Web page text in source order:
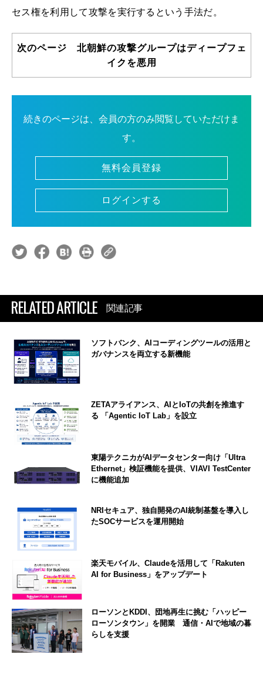
セス権を利用して攻撃を実行するという手法だ。
次のページ 北朝鮮の攻撃グループはディープフェ
イクを悪用
続きのページは、会員の方のみ閲覧していただけま
す。
無料会員登録
ログインする
RELATED ARTICLE 関連記事
ソフトバンク、AIコーディングツールの活用と
ガバナンスを両立する新機能
ZETAアライアンス、AIとIoTの共創を推進す
る 「Agentic IoT Lab」を設立
東陽テクニカがAIデータセンター向け「Ultra
Ethernet」検証機能を提供、VIAVI TestCenter
に機能追加
NRIセキュア、独自開発のAI統制基盤を導入し
たSOCサービスを運用開始
楽天モバイル、Claudeを活用して「Rakuten
AI for Business」をアップデート
ローソンとKDDI、団地再生に挑む「ハッピー
ローソンタウン」を開業 通信・AIで地域の暮
らしを支援